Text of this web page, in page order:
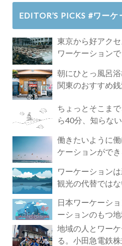
EDITOR’S PICKS #ワーケ
東京から好アク
ワーケーション
朝にひとっ風呂
関東のおすすめ
ちょっとそこま
ら40分、知らな
働きたいように
ケーションができ
ワーケーション
観光の代替では
日本ワーケーシ
ーションのもつ
地域の人とワー
る。小田急電鉄